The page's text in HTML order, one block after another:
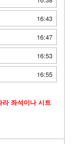
16:43
16:47
16:53
16:55
라 좌석이나 시트